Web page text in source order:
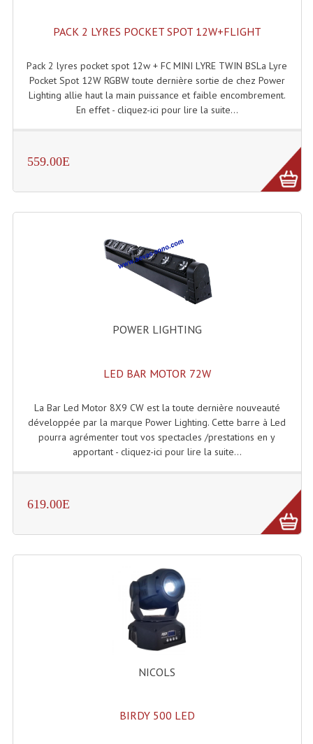
Disque DVD
Disque LD (30 Cm.)
TARIF ET CATALOGUE DE LOCATION
LISTE DU MATERIEL D'OCCASION
PACK 2 LYRES POCKET SPOT 12W+FLIGHT
Pack 2 lyres pocket spot 12w + FC MINI LYRE TWIN BSLa Lyre
Pocket Spot 12W RGBW toute dernière sortie de chez Power
Lighting allie haut la main puissance et faible encombrement.
En effet - cliquez-ici pour lire la suite...
559.00E
POWER LIGHTING
LED BAR MOTOR 72W
La Bar Led Motor 8X9 CW est la toute dernière nouveauté
développée par la marque Power Lighting. Cette barre à Led
pourra agrémenter tout vos spectacles /prestations en y
apportant - cliquez-ici pour lire la suite...
619.00E
NICOLS
BIRDY 500 LED